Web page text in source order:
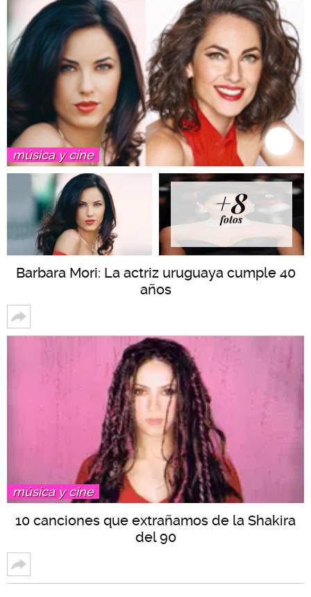
música y cine
+8
fotos
Barbara Mori: La actriz uruguaya cumple 40
años
música y cine
10 canciones que extrañamos de la Shakira
del 90